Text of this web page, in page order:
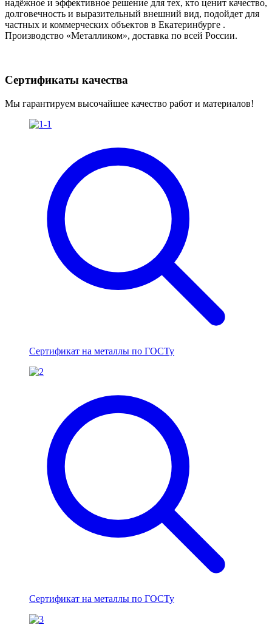
надёжное и эффективное решение для тех, кто ценит качество,
долговечность и выразительный внешний вид, подойдет для
частных и коммерческих объектов в Екатеринбурге .
Производство «Металликом», доставка по всей России.
Сертификаты качества
Мы гарантируем высочайшее качество работ и материалов!
Сертификат на металлы по ГОСТу
Сертификат на металлы по ГОСТу